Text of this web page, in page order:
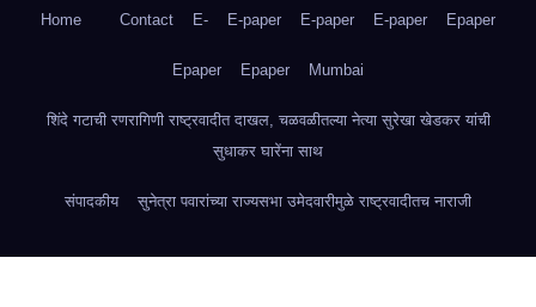
Home Contact E- E-paper E-paper E-paper Epaper
Epaper Epaper Mumbai
शिंदे गटाची रणरागिणी राष्ट्रवादीत दाखल, चळवळीतल्या नेत्या सुरेखा खेडकर यांची
सुधाकर घारेंना साथ
संपादकीय सुनेत्रा पवारांच्या राज्यसभा उमेदवारीमुळे राष्ट्रवादीतच नाराजी